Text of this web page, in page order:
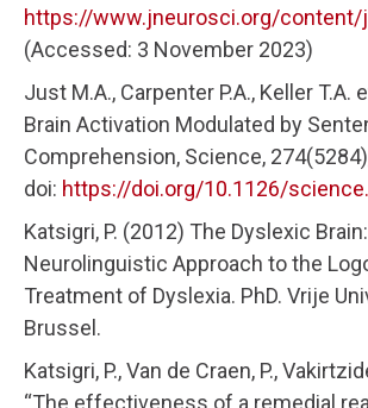
https://www.jneurosci.org/
(Accessed: 3 November 2023)
Just M.A., Carpenter P.A., Keller T.A.
Brain Activation Modulated by
Comprehension, Science,
doi: https://doi.org/10.1126/
Katsigri, P. (2012) The Dyslexic
Neurolinguistic Approach to the
Treatment of Dyslexia. PhD. Vrije
Brussel.
Katsigri, P., Van de Craen, P.,
“The effectiveness of a remedial